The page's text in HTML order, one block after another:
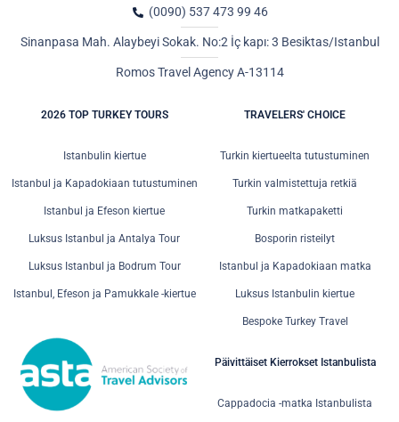
(0090) 537 473 99 46
Sinanpasa Mah. Alaybeyi Sokak. No:2 İç kapı: 3 Besiktas/Istanbul
Romos Travel Agency A-13114
2026 TOP TURKEY TOURS
Istanbulin kiertue
Istanbul ja Kapadokiaan tutustuminen
Istanbul ja Efeson kiertue
Luksus Istanbul ja Antalya Tour
Luksus Istanbul ja Bodrum Tour
Istanbul, Efeson ja Pamukkale -kiertue
TRAVELERS' CHOICE
Turkin kiertueelta tutustuminen
Turkin valmistettuja retkiä
Turkin matkapaketti
Bosporin risteilyt
Istanbul ja Kapadokiaan matka
Luksus Istanbulin kiertue
Bespoke Turkey Travel
Päivittäiset Kierrokset Istanbulista
Cappadocia -matka Istanbulista